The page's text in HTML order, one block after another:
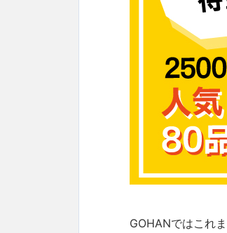
GOHANではこれ